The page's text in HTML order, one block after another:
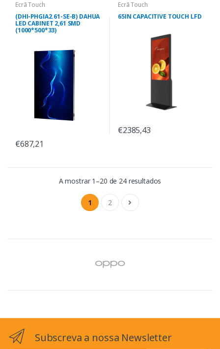
Ecrã Touch
(DHI-PHGIA2.61-SE-B) DAHUA
LED CABINET 2,61 SMD
(1000*500*33)
€687,21
Ecrã Touch
65IN CAPACITIVE TOUCH LFD
€2385,43
A mostrar 1–20 de 24 resultados
1 2
Subscreva a nossa Newsletter